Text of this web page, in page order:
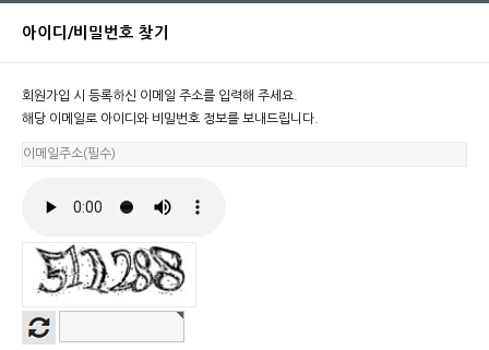
아이디/비밀번호 찾기
회원가입 시 등록하신 이메일 주소를 입력해 주세요.
해당 이메일로 아이디와 비밀번호 정보를 보내드립니다.